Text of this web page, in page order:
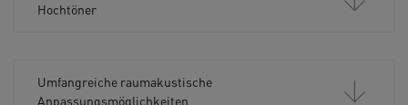
Hochtöner
Umfangreiche raumakustische
Anpassungsmöglichkeiten